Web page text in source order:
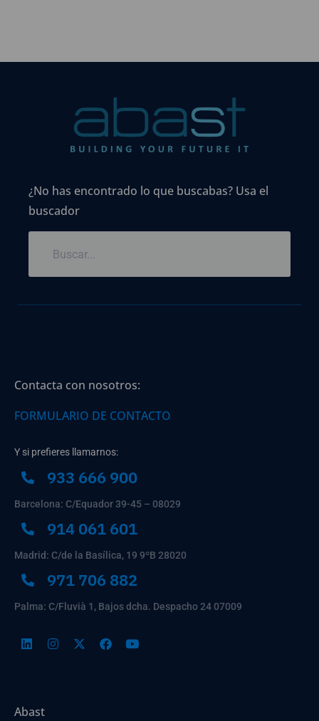
¿No has encontrado lo que buscabas? Usa el
buscador
Contacta con nosotros:
FORMULARIO DE CONTACTO
Y si prefieres llamarnos:
933 666 900
Barcelona: C/Equador 39-45 – 08029
914 061 601
Madrid: C/de la Basílica, 19 9ºB 28020
971 706 882
Palma: C/Fluvià 1, Bajos dcha. Despacho 24 07009
Abast